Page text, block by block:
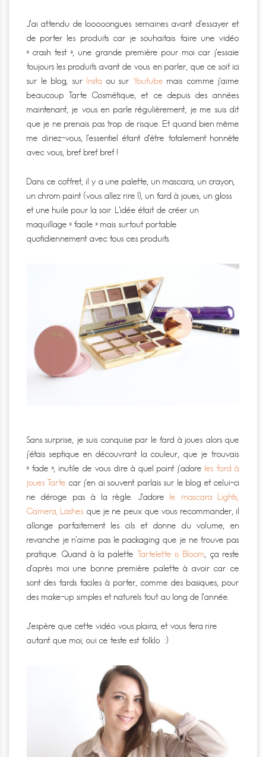
J’ai attendu de looooongues semaines avant d’essayer et
de porter les produits car je souhaitais faire une vidéo
« crash test », une grande première pour moi car j’essaie
toujours les produits avant de vous en parler, que ce soit ici
sur le blog, sur Insta ou sur Youtube mais comme j’aime
beaucoup Tarte Cosmétique, et ce depuis des années
maintenant, je vous en parle régulièrement, je me suis dit
que je ne prenais pas trop de risque. Et quand bien même
me diriez-vous, l’essentiel étant d’être totalement honnête
avec vous, bref bref bref !
Dans ce coffret, il y a une palette, un mascara, un crayon,
un chrom paint (vous allez rire !), un fard à joues, un gloss
et une huile pour la soir. L’idée était de créer un
maquillage « facile » mais surtout portable
quotidiennement avec tous ces produits.
Sans surprise, je suis conquise par le fard à joues alors que
j’étais septique en découvrant la couleur, que je trouvais
« fade », inutile de vous dire à quel point j’adoreles fard à
joues Tarte car j’en ai souvent parlais sur le blog et celui-ci
ne déroge pas à la règle. J’adorele mascara Lights,
Camera, Lashes que je ne peux que vous recommander, il
allonge parfaitement les cils et donne du volume, en
revanche je n’aime pas le packaging que je ne trouve pas
pratique. Quand à la palette Tartelette is Bloom , ça reste
d’après moi une bonne première palette à avoir car ce
sont des fards faciles à porter, comme des basiques, pour
des make-up simples et naturels tout au long de l’année.
J’espère que cette vidéo vous plaira, et vous fera rire
autant que moi, oui ce teste est folklo :)